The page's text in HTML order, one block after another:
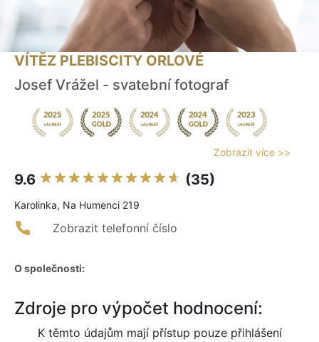
VÍTĚZ PLEBISCITY ORLOVÉ
Josef Vrážel - svatební fotograf
Zobrazit více >>
9.6 (35)
Karolinka, Na Humenci 219
Zobrazit telefonní číslo
O společnosti:
Zdroje pro výpočet hodnocení:
K těmto údajům mají přístup pouze přihlášení